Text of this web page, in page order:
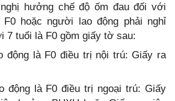
hưởng chế độ ốm đau đối với
hoặc người lao động phải nghỉ
7 tuổi là F0 gồm giấy tờ sau:
là F0 điều trị nội trú: Giấy ra
là F0 điều trị ngoại trú: Giấy